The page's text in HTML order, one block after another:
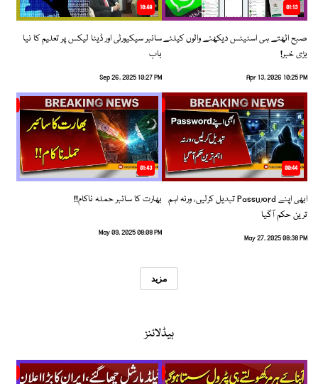
01:13
صبح اٹھتے ہی اسٹیٹس دیکھنے والوں کیلئے
بڑی خبر!
Apr 13, 2026 10:25 PM
10:48
سائبر سیکیورٹی اور ڈیٹا لیکس پر تعلیم کا نیا
باب
Sep 26, 2025 10:27 PM
00:44
ابھی اپنے Password تبدیل کرلیں، ورنہ اہم
ترین حکم آگیا
May 27, 2025 08:38 PM
01:43
بھارت کا سائبر حملہ ناکام!!
May 09, 2025 08:08 PM
مزید
ہیڈلائنز